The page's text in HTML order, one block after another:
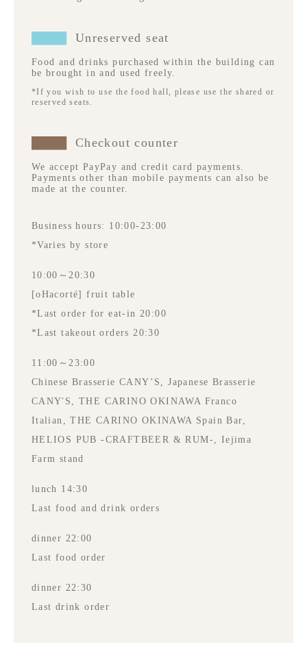
Unreserved seat
Food and drinks purchased within the building can
be brought in and used freely.
*If you wish to use the food hall, please use the shared or
reserved seats.
Checkout counter
We accept PayPay and credit card payments.
Payments other than mobile payments can also be
made at the counter.
Business hours: 10:00-23:00
*Varies by store
10:00～20:30
[oHacorté] fruit table
*Last order for eat-in 20:00
*Last takeout orders 20:30
11:00～23:00
Chinese Brasserie CANY’S, Japanese Brasserie
CANY'S, THE CARINO OKINAWA Franco
Italian, THE CARINO OKINAWA Spain Bar,
HELIOS PUB -CRAFTBEER & RUM-, Iejima
Farm stand
lunch 14:30
Last food and drink orders
dinner 22:00
Last food order
dinner 22:30
Last drink order